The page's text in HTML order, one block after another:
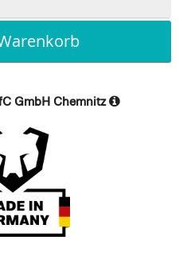
GmbH Chemnitz